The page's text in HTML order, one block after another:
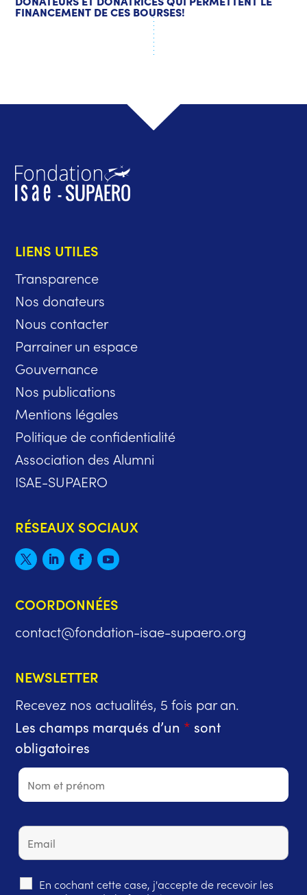
FINANCEMENT DE CES BOURSES!
LIENS UTILES
Transparence
Nos donateurs
Nous contacter
Parrainer un espace
Gouvernance
Nos publications
Mentions légales
Politique de confidentialité
Association des Alumni
ISAE-SUPAERO
RÉSEAUX SOCIAUX
COORDONNÉES
contact@fondation-isae-supaero.org
NEWSLETTER
Recevez nos actualités, 5 fois par an.
Les champs marqués d’un * sont
obligatoires
En cochant cette case, j'accepte de recevoir les